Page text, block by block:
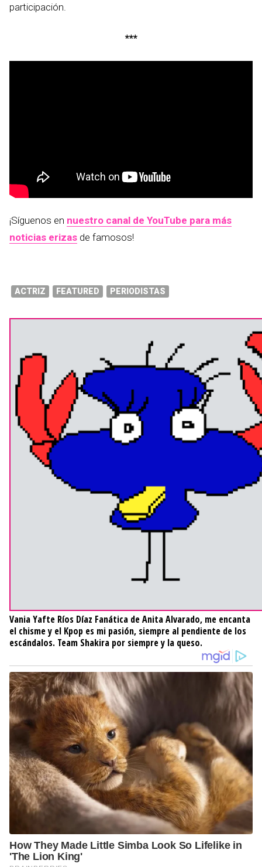
participación.
***
¡Síguenos en nuestro canal de YouTube para más
noticias erizas de famosos!
ACTRIZ FEATURED PERIODISTAS
Vania Yafte Ríos Díaz Fanática de Anita Alvarado, me encanta
el chisme y el Kpop es mi pasión, siempre al pendiente de los
escándalos. Team Shakira por siempre y la queso.